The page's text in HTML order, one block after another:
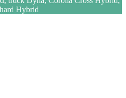
Hybrid